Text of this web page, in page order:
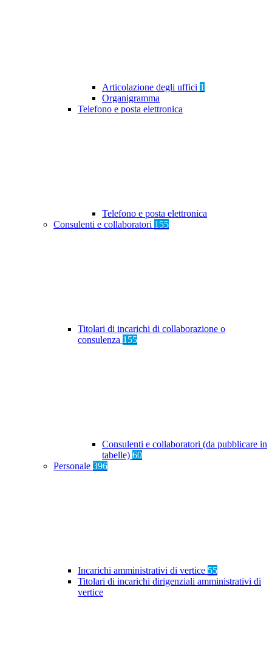
Articolazione degli uffici 1
Organigramma
Telefono e posta elettronica
Telefono e posta elettronica
Consulenti e collaboratori 155
Titolari di incarichi di collaborazione o
consulenza 155
Consulenti e collaboratori (da pubblicare in
tabelle) 60
Personale 396
Incarichi amministrativi di vertice 55
Titolari di incarichi dirigenziali amministrativi di
vertice